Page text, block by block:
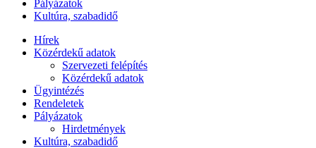
Pályázatok
Kultúra, szabadidő
Hírek
Közérdekű adatok
Szervezeti felépítés
Közérdekű adatok
Ügyintézés
Rendeletek
Pályázatok
Hirdetmények
Kultúra, szabadidő